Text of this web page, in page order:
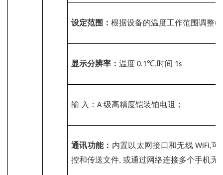
设定范围：根据设备的温度工作范围调整(
显示分辨率：温度 0.1℃,时间 1s
输 入 ：A 级高精度铠装铂电阻；
通讯功能： 内置以太网接口和无线 WiFi,可
控和传送文件, 或通过网络连接多个手机无